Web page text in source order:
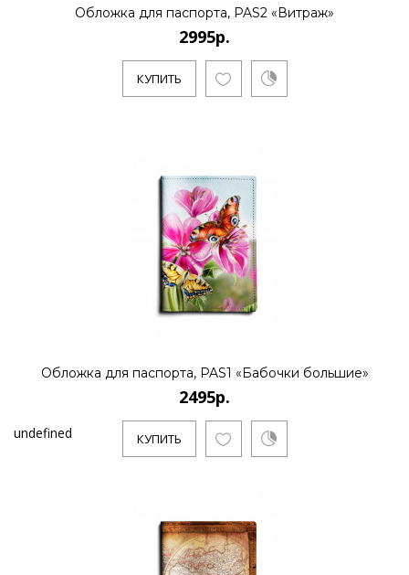
Обложка для паспорта, PAS2 «Витраж»
2995р.
КУПИТЬ
Обложка для паспорта, PAS1 «Бабочки большие»
2495р.
КУПИТЬ
undefined